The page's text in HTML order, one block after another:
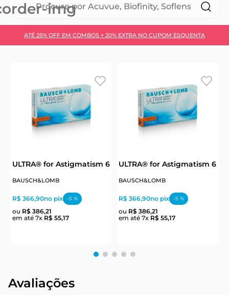
ATÉ 25% OFF EM COMBOS + 20% EXTRA NO CUPOM ESQUENTA
ULTRA® for Astigmatism 6
BAUSCH&LOMB
R$ 366,90no pix -5 %
ou R$ 386,21
em até 7x R$ 55,17
ULTRA® for Astigmatism 6
BAUSCH&LOMB
R$ 366,90no pix -5 %
ou R$ 386,21
em até 7x R$ 55,17
Avaliações